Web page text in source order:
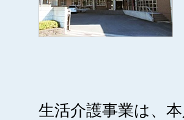
生活介護事業は、